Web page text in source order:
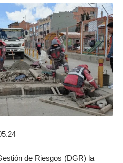
de Riesgos (DGR) la